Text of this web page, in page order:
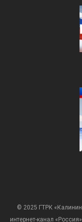
© 2025 ГТРК
интернет-канал